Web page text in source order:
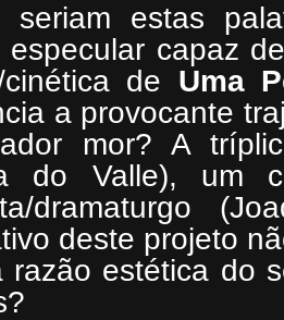
seriam estas
especular capaz
cinética de Uma
a provocante
mor? A
do Valle), um
dramaturgo
deste projeto
razão estética do